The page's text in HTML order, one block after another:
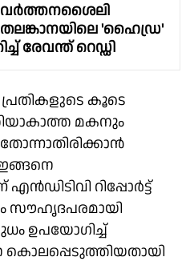
'ഹൈഡ്ര'
രേവന്ത് റെഡ്ഡി
പ്രതികളുടെ കൂടെ
മകനും
റിപ്പോർട്ട്
സൗഹൃദപരമായി
ഉപയോഗിച്ച്